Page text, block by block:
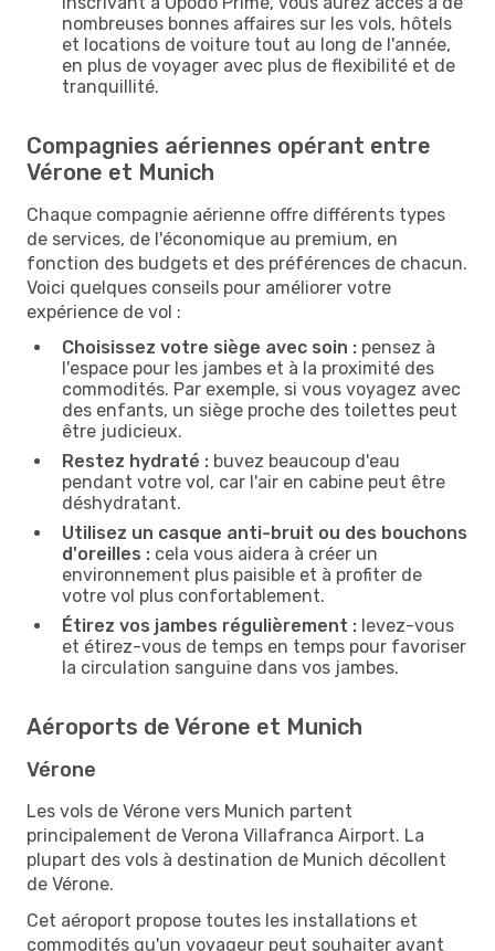
nombreuses bonnes affaires sur les vols, hôtels
et locations de voiture tout au long de l'année,
en plus de voyager avec plus de flexibilité et de
tranquillité.
Compagnies aériennes opérant entre
Vérone et Munich
Chaque compagnie aérienne offre différents types
de services, de l'économique au premium, en
fonction des budgets et des préférences de chacun.
Voici quelques conseils pour améliorer votre
expérience de vol :
Choisissez votre siège avec soin : pensez à
l'espace pour les jambes et à la proximité des
commodités. Par exemple, si vous voyagez avec
des enfants, un siège proche des toilettes peut
être judicieux.
Restez hydraté : buvez beaucoup d'eau
pendant votre vol, car l'air en cabine peut être
déshydratant.
Utilisez un casque anti-bruit ou des bouchons
d'oreilles : cela vous aidera à créer un
environnement plus paisible et à profiter de
votre vol plus confortablement.
Étirez vos jambes régulièrement : levez-vous
et étirez-vous de temps en temps pour favoriser
la circulation sanguine dans vos jambes.
Aéroports de Vérone et Munich
Vérone
Les vols de Vérone vers Munich partent
principalement de Verona Villafranca Airport. La
plupart des vols à destination de Munich décollent
de Vérone.
Cet aéroport propose toutes les installations et
commodités qu'un voyageur peut souhaiter avant